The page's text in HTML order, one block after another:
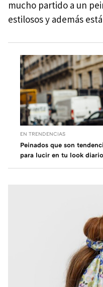
mucho partido a un
estilosos y además
EN TRENDENCIAS
Peinados que son
para lucir en tu look diario